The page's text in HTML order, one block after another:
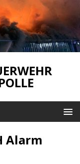
Alarm